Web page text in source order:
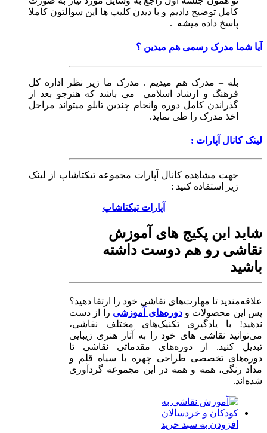
کامل توضیح دادیم و با دیدن کلیپ ها این سوالتون کاملا
پاسخ داده میشه .
آیا شما مدرک رسمی هم میدین ؟
بله – مدرک هم میدیم . مدرک ما زیر نظر اداره کل
فرهنگ و ارشاد اسلامی می باشد که هنرجو‌ بعد از
گذراندن کامل دوره وانجام چندین تابلو میتواند مراحل
اخذ مدرک را طی نماید.
لینک کانال آپارات :
جهت مشاهده کانال آپارات مجموعه تیکتاشاپ از لینک
زیر استفاده کنید :
آپارات تیکتاشاپ
شاید این پکیج های آموزش
نقاشی رو هم دوست داشته
باشید
علاقه‌مندید تا مهارت‌های نقاشی خود را ارتقا دهید؟
پس این محصولات ودوره‌های آموزشی را از دست
ندهید! با یادگیری تکنیک‌های مختلف نقاشی،
می‌توانید نقاشی های خود را به آثار هنری زیبایی
تبدیل کنید. از دوره‌های مقدماتی نقاشی تا
دوره‌های تخصصی طراحی چهره با سیاه قلم و
مداد رنگی، همه و همه در این مجموعه گردآوری
شده‌اند.
افزودن به سبد خرید